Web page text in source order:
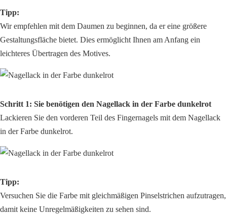
Tipp:
Wir empfehlen mit dem Daumen zu beginnen, da er eine größere
Gestaltungsfläche bietet. Dies ermöglicht Ihnen am Anfang ein
leichteres Übertragen des Motives.
Schritt 1: Sie benötigen den Nagellack in der Farbe dunkelrot
Lackieren Sie den vorderen Teil des Fingernagels mit dem Nagellack
in der Farbe dunkelrot.
Tipp:
Versuchen Sie die Farbe mit gleichmäßigen Pinselstrichen aufzutragen,
damit keine Unregelmäßigkeiten zu sehen sind.